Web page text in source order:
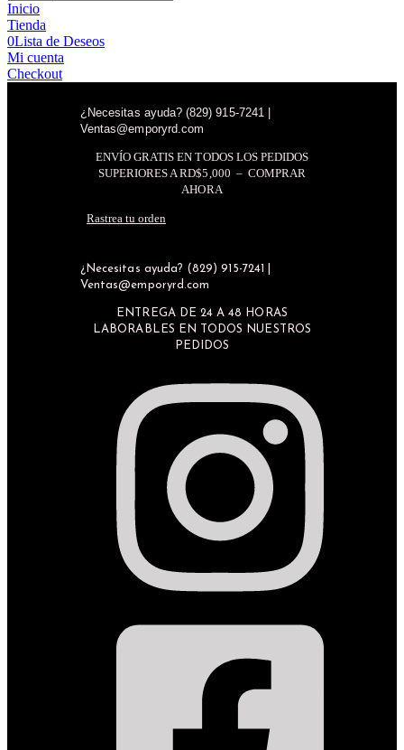
Inicio
Tienda
0Lista de Deseos
Mi cuenta
Checkout
¿Necesitas ayuda? (829) 915-7241 |
Ventas@emporyrd.com
ENVÍO GRATIS EN TODOS LOS PEDIDOS
SUPERIORES A RD$5,000 – COMPRAR
AHORA
Rastrea tu orden
¿Necesitas ayuda? (829) 915-7241 |
Ventas@emporyrd.com
ENTREGA DE 24 A 48 HORAS
LABORABLES EN TODOS NUESTROS
PEDIDOS